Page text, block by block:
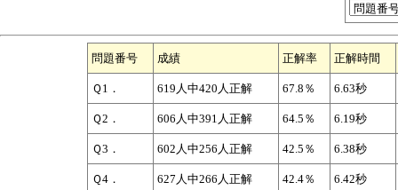
問題番号 成績 正解率 正解時間
Ｑ1． 619人中420人正解 67.8％ 6.63秒
Ｑ2． 606人中391人正解 64.5％ 6.19秒
Ｑ3． 602人中256人正解 42.5％ 6.38秒
Ｑ4． 627人中266人正解 42.4％ 6.42秒